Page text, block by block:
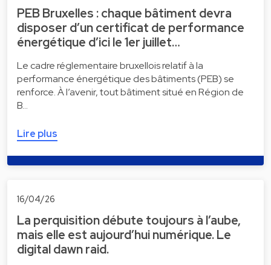
PEB Bruxelles : chaque bâtiment devra
disposer d’un certificat de performance
énergétique d’ici le 1er juillet…
Le cadre réglementaire bruxellois relatif à la
performance énergétique des bâtiments (PEB) se
renforce. À l’avenir, tout bâtiment situé en Région de
B…
Lire plus
16/04/26
La perquisition débute toujours à l’aube,
mais elle est aujourd’hui numérique. Le
digital dawn raid.